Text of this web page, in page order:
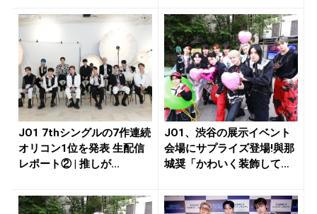
JO1 7thシングルの7作連続
オリコン1位を発表 生配信
レポート② | 推しが...
JO1、渋谷の展示イベント
会場にサプライズ登場!與那
城奨「かわいく装飾してい